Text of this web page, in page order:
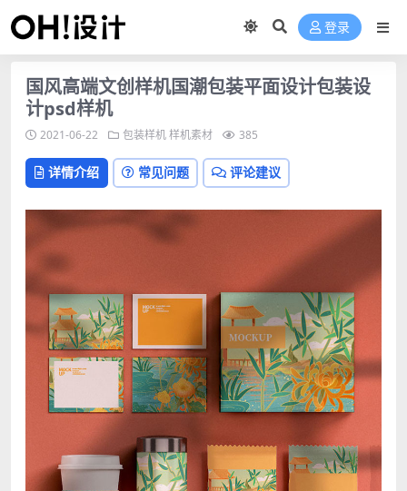
登录
国风高端文创样机国潮包装平面设计包装设
计psd样机
2021-06-22 包装样机样机素材 385
详情介绍 常见问题 评论建议